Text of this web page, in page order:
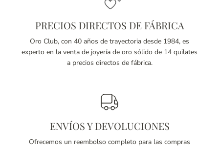
PRECIOS DIRECTOS DE FÁBRICA
Oro Club, con 40 años de trayectoria desde 1984, es
experto en la venta de joyería de oro sólido de 14 quilates
a precios directos de fábrica.
ENVÍOS Y DEVOLUCIONES
Ofrecemos un reembolso completo para las compras